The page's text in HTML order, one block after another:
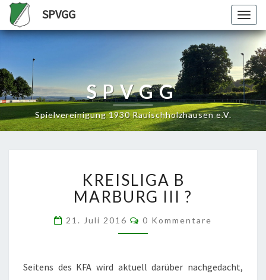
SPVGG
SPVGG
Spielvereinigung 1930 Rauischholzhausen e.V.
MARBURG III ?
KREISLIGA B
MARBURG III ?
21. Juli 2016 Kommentare
0 Kommentare
Seitens des KFA wird aktuell darüber nachgedacht,